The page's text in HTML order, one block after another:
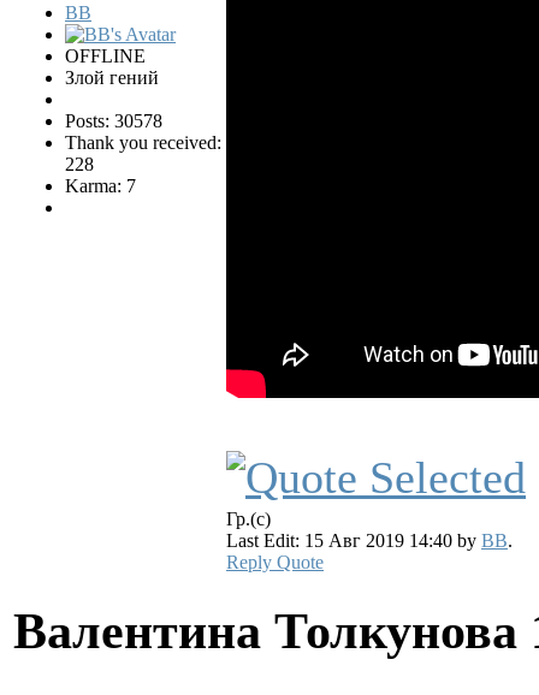
BB
OFFLINE
Злой гений
Posts: 30578
Thank you received:
228
Karma: 7
Гр.(с)
Last Edit: 15 Авг 2019 14:40 by BB.
Reply Quote
Валентина Толкунова